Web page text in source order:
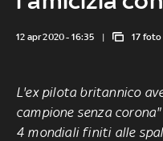
12 apr 2020 - 16:35 17 foto
L'ex pilota britannico
campione senza
4 mondiali finiti alle